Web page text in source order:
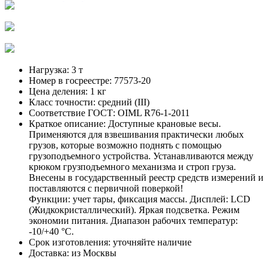
Нагрузка: 3 т
Номер в госреестре: 77573-20
Цена деления: 1 кг
Класс точности: средний (III)
Соответствие ГОСТ: OIML R76-1-2011
Краткое описание: Доступные крановые весы.
Применяются для взвешивания практически любых
грузов, которые возможно поднять с помощью
грузоподъемного устройства. Устанавливаются между
крюком грузподъемного механизма и строп груза.
Внесены в государственный реестр средств измерений и
поставляются с первичной поверкой!
Функции: учет тары, фиксация массы. Дисплей: LСD
(Жидкокристаллический). Яркая подсветка. Режим
экономии питания. Диапазон рабочих температур:
-10/+40 °С.
Срок изготовления: уточняйте наличие
Доставка: из Москвы